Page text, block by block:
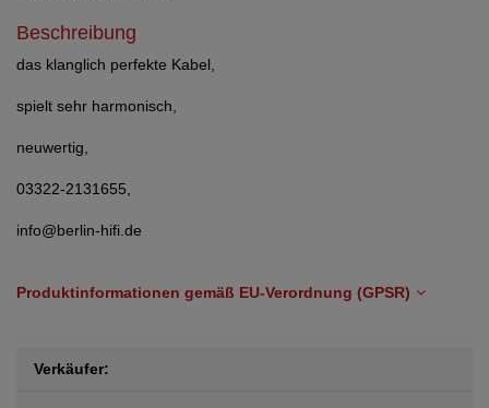
Beschreibung
das klanglich perfekte Kabel,
spielt sehr harmonisch,
neuwertig,
03322-2131655,
info@berlin-hifi.de
Produktinformationen gemäß EU-Verordnung (GPSR)
Verkäufer: